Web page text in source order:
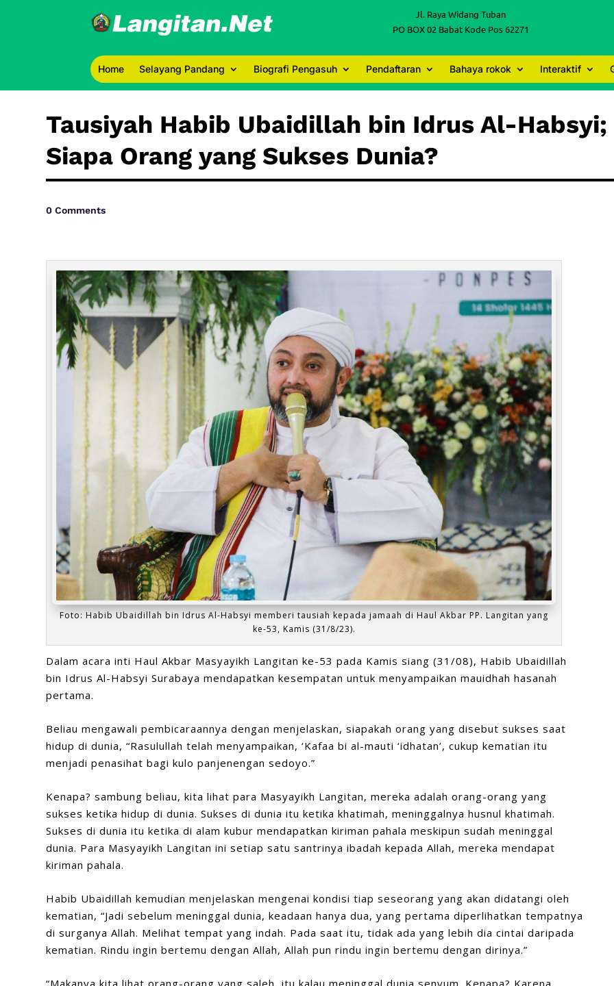
Jl. Raya Widang Tuban
PO BOX 02 Babat Kode Pos 62271
Home Selayang Pandang Biografi Pengasuh Pendaftaran Bahaya rokok Interaktif
Tausiyah Habib Ubaidillah bin Idrus Al-Habsyi;
Siapa Orang yang Sukses Dunia?
0 Comments
Foto: Habib Ubaidillah bin Idrus Al-Habsyi memberi tausiah kepada jamaah di Haul Akbar PP. Langitan yang
ke-53, Kamis (31/8/23).
Dalam acara inti Haul Akbar Masyayikh Langitan ke-53 pada Kamis siang (31/08), Habib Ubaidillah
bin Idrus Al-Habsyi Surabaya mendapatkan kesempatan untuk menyampaikan mauidhah hasanah
pertama.
Beliau mengawali pembicaraannya dengan menjelaskan, siapakah orang yang disebut sukses saat
hidup di dunia, “Rasulullah telah menyampaikan, ‘Kafaa bi al-mauti ‘idhatan’, cukup kematian itu
menjadi penasihat bagi kulo panjenengan sedoyo.”
Kenapa? sambung beliau, kita lihat para Masyayikh Langitan, mereka adalah orang-orang yang
sukses ketika hidup di dunia. Sukses di dunia itu ketika khatimah, meninggalnya husnul khatimah.
Sukses di dunia itu ketika di alam kubur mendapatkan kiriman pahala meskipun sudah meninggal
dunia. Para Masyayikh Langitan ini setiap satu santrinya ibadah kepada Allah, mereka mendapat
kiriman pahala.
Habib Ubaidillah kemudian menjelaskan mengenai kondisi tiap seseorang yang akan didatangi oleh
kematian, “Jadi sebelum meninggal dunia, keadaan hanya dua, yang pertama diperlihatkan tempatnya
di surganya Allah. Melihat tempat yang indah. Pada saat itu, tidak ada yang lebih dia cintai daripada
kematian. Rindu ingin bertemu dengan Allah, Allah pun rindu ingin bertemu dengan dirinya.”
“Makanya kita lihat orang-orang yang saleh, itu kalau meninggal dunia senyum. Kenapa? Karena